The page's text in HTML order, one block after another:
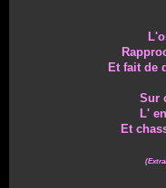
Et fait de
Sur
L'
Et